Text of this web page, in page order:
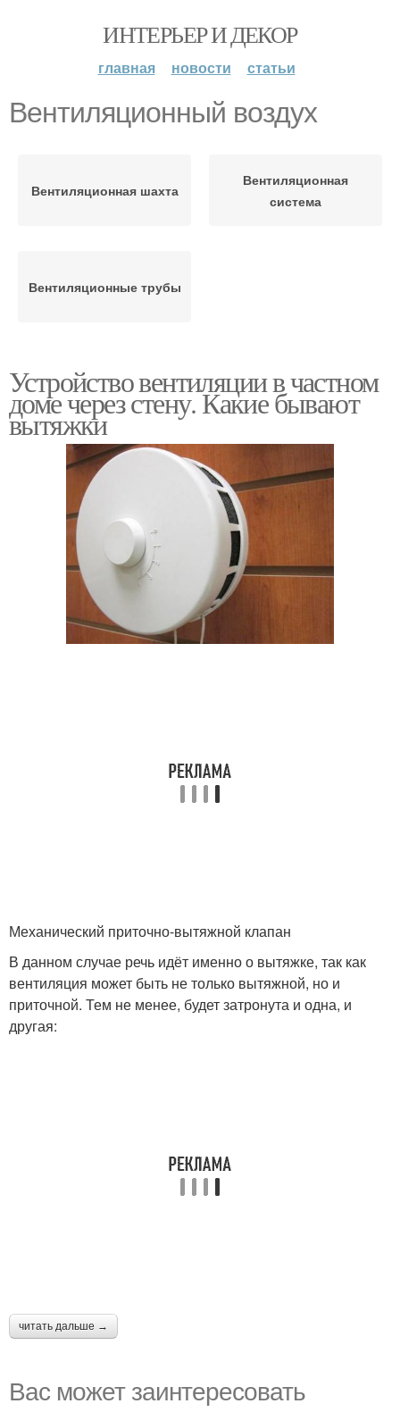
ИНТЕРЬЕР И ДЕКОР
главная новости статьи
Вентиляционный воздух
Вентиляционная шахта
Вентиляционная
система
Вентиляционные трубы
Устройство вентиляции в частном
доме через стену. Какие бывают
вытяжки
Механический приточно-вытяжной клапан
В данном случае речь идёт именно о вытяжке, так как
вентиляция может быть не только вытяжной, но и
приточной. Тем не менее, будет затронута и одна, и
другая:
читать дальше →
Вас может заинтересовать